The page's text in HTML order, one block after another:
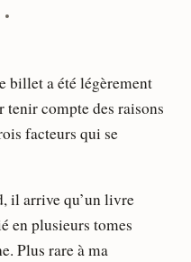
billet a été légèrement
compte des raisons
facteurs qui se
il arrive qu’un livre
en plusieurs tomes
Plus rare à ma